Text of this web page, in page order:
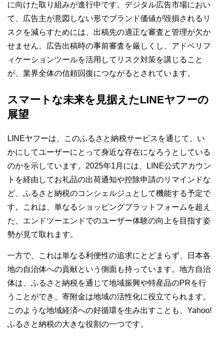
に向けた取り組みが進行中です。デジタル広告市場におい
て、広告主が意図しない形でブランド価値が毀損されるリ
スクを減らすためには、出稿先の適正な審査と管理が欠か
せません。広告出稿時の事前審査を厳しくし、アドベリフ
ィケーションツールを活用してリスク対策を講じること
が、業界全体の信頼回復につながるとされています。
スマートな未来を見据えたLINEヤフーの
展望
LINEヤフーは、このふるさと納税サービスを通じて、い
かにしてユーザーにとって身近な存在になろうとしている
のかを示しています。2025年1月には、LINE公式アカウン
トを経由してお礼品の出荷通知や控除申請のリマインドな
ど、ふるさと納税のコンシェルジュとして機能する予定で
す。これは、単なるショッピングプラットフォームを超え
た、エンドツーエンドでのユーザー体験の向上を目指す姿
勢が見て取れます。
一方で、これは単なる利便性の追求にとどまらず、日本各
地の自治体への貢献という側面も持っています。地方自治
体は、ふるさと納税を通じて地域振興や特産品のPRを行
うことができ、寄附金は地域の活性化に役立てられます。
このような地域経済への好循環を生み出すことも、Yahoo!
ふるさと納税の大きな役割の一つです。